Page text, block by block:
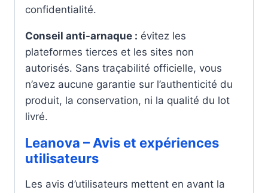
confidentialité.
Conseil anti-arnaque : évitez les
plateformes tierces et les sites non
autorisés. Sans traçabilité officielle, vous
n’avez aucune garantie sur l’authenticité du
produit, la conservation, ni la qualité du lot
livré.
Leanova – Avis et expériences
utilisateurs
Les avis d’utilisateurs mettent en avant la